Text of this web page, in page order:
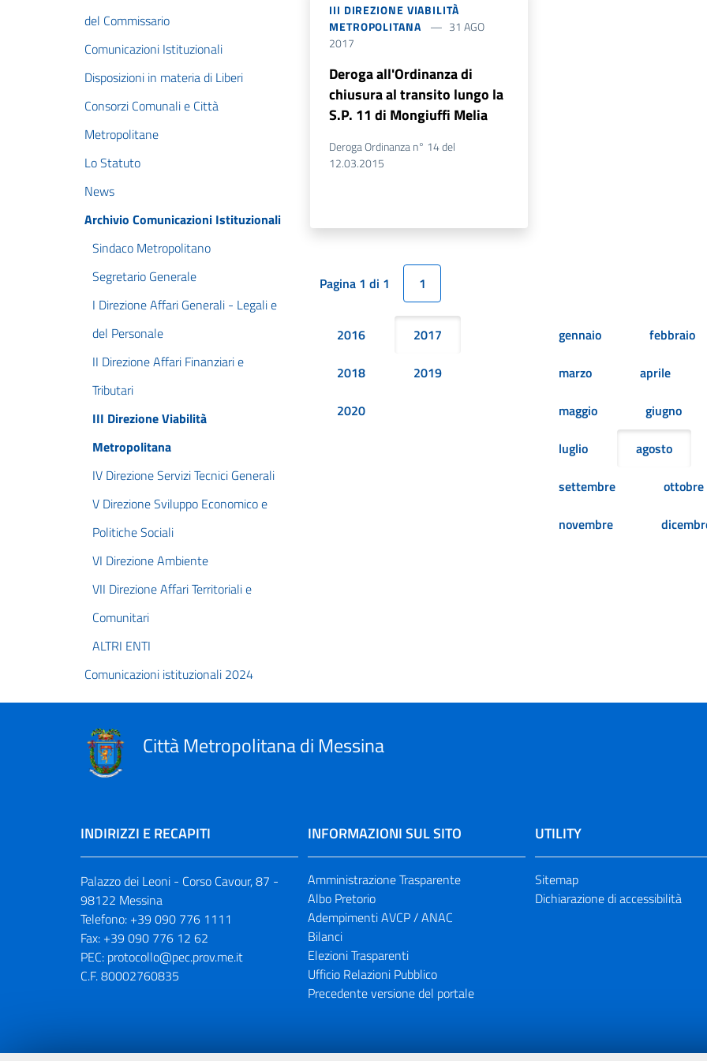
del Commissario
Comunicazioni Istituzionali
Disposizioni in materia di Liberi
Consorzi Comunali e Città
Metropolitane
Lo Statuto
News
Archivio Comunicazioni Istituzionali
Sindaco Metropolitano
Segretario Generale
I Direzione Affari Generali - Legali e
del Personale
II Direzione Affari Finanziari e
Tributari
III Direzione Viabilità
Metropolitana
IV Direzione Servizi Tecnici Generali
V Direzione Sviluppo Economico e
Politiche Sociali
VI Direzione Ambiente
VII Direzione Affari Territoriali e
Comunitari
ALTRI ENTI
Comunicazioni istituzionali 2024
III DIREZIONE VIABILITÀ
METROPOLITANA
31 AGO
2017
Deroga all'Ordinanza di
chiusura al transito lungo la
S.P. 11 di Mongiuffi Melia
Deroga Ordinanza n° 14 del
12.03.2015
Pagina 1 di 1 1
2016
2017
2018
2019
2020
gennaio
febbraio
marzo
aprile
maggio
giugno
luglio
agosto
settembre
ottobre
novembre
Città Metropolitana di Messina
INDIRIZZI E RECAPITI
Palazzo dei Leoni - Corso Cavour, 87 -
98122 Messina
Telefono: +39 090 776 1111
Fax: +39 090 776 12 62
PEC: protocollo@pec.prov.me.it
C.F. 80002760835
INFORMAZIONI SUL SITO
Amministrazione Trasparente
Albo Pretorio
Adempimenti AVCP / ANAC
Bilanci
Elezioni Trasparenti
Ufficio Relazioni Pubblico
Precedente versione del portale
UTILITY
Sitemap
Dichiarazione di accessibilità